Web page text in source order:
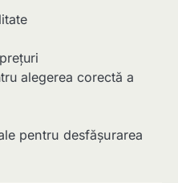
alegerea corectă a
pentru desfășurarea